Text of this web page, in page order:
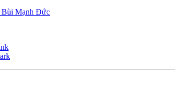
Mạnh Đức